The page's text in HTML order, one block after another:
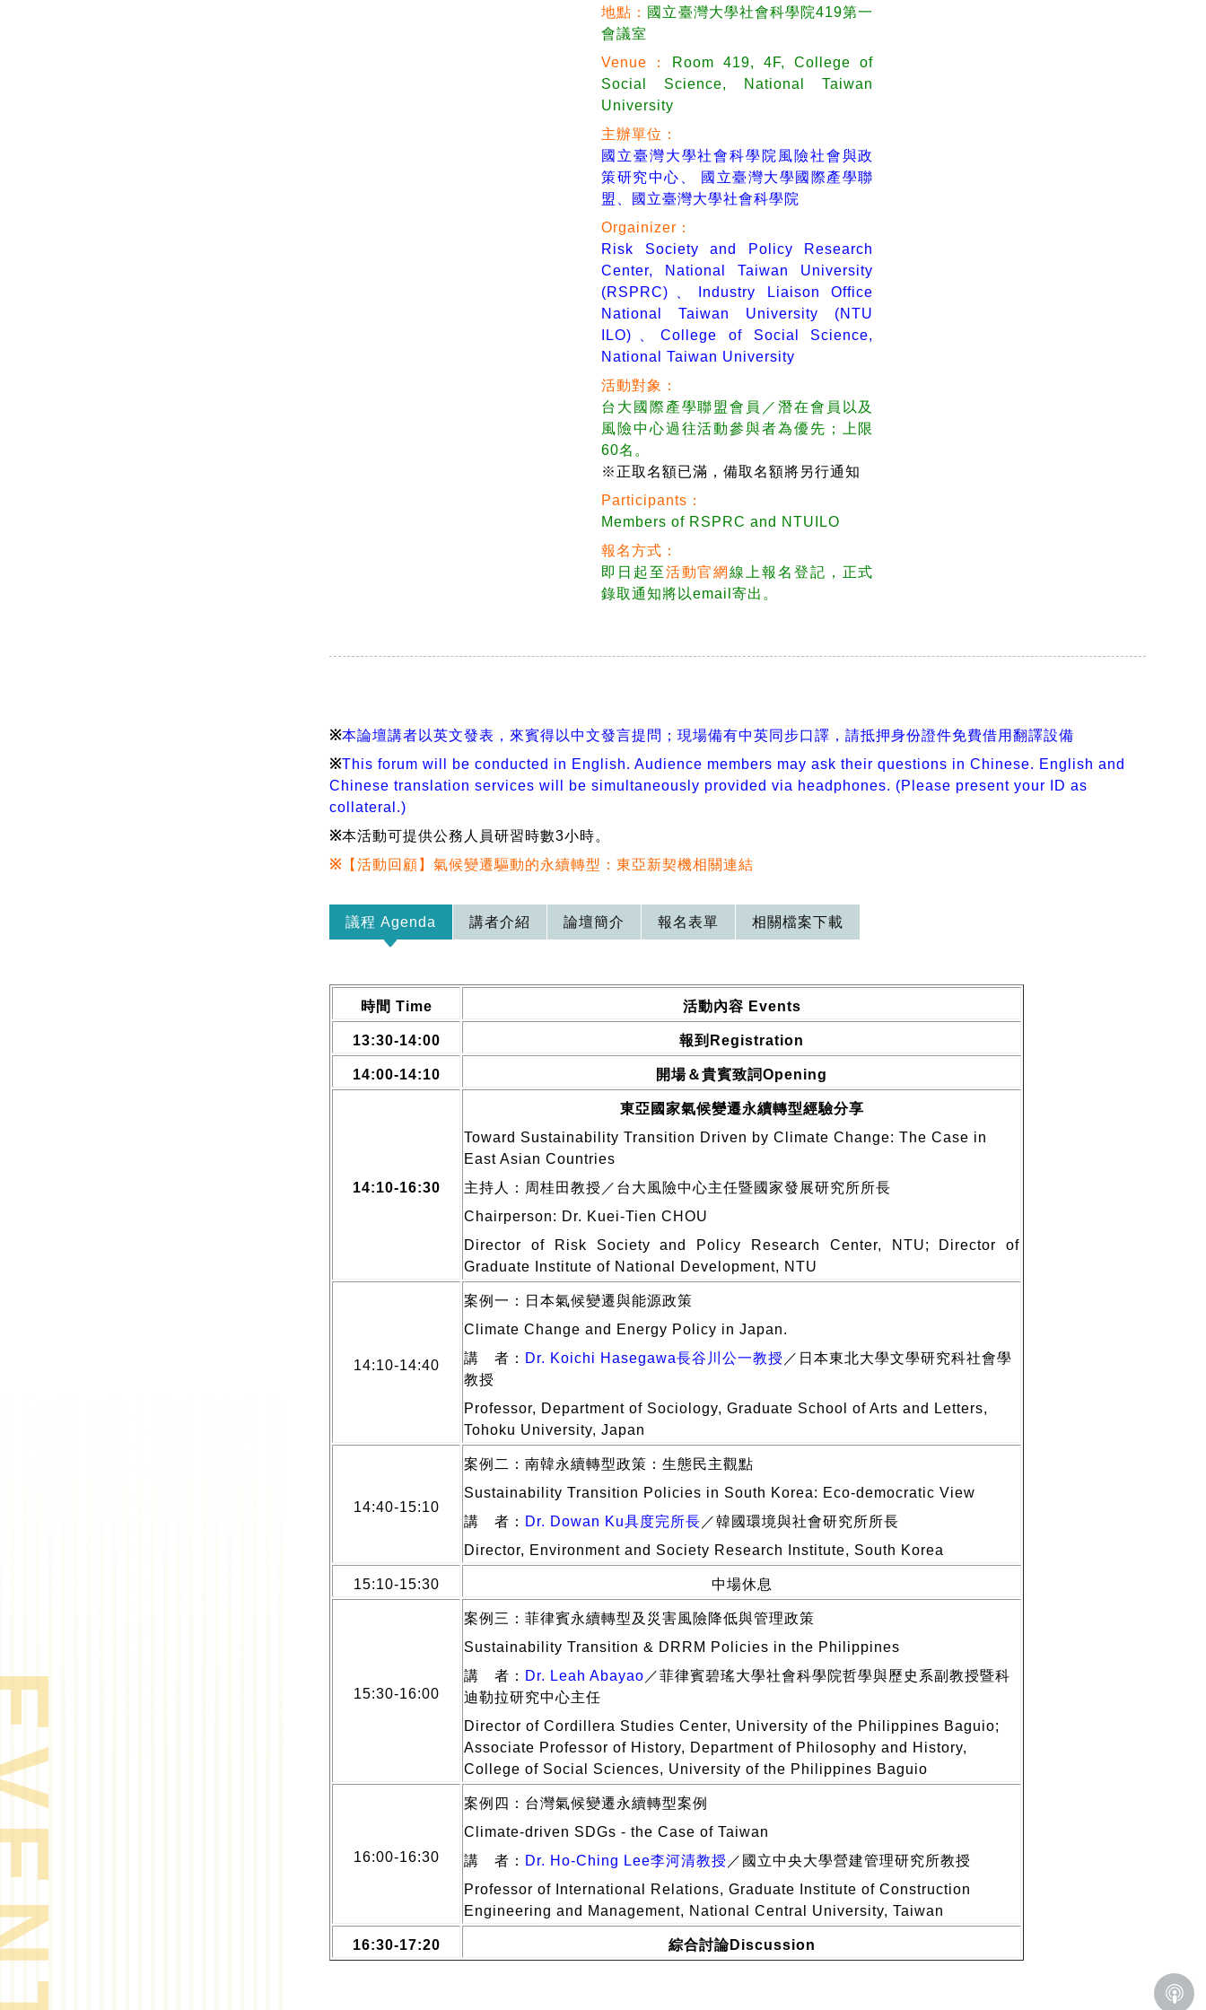
地點： 國立臺灣大學社會科學院419第一
會議室
Venue：
Room 419, 4F, College of
Social Science, National Taiwan
University
主辦單位：
國立臺灣大學社會科學院風險社會與政
策研究中心、
國立臺灣大學國際產學聯
盟
、國立臺灣大學社會科學院
Orgainizer：
Risk Society and Policy Research
Center, National Taiwan University
(RSPRC)
Industry Liaison Office
National Taiwan University (NTU
ILO) 、College of Social Science,
National Taiwan University
活動對象：
台大國際產學聯盟會員／潛在會員以及
風險中心過往活動參與者為優先；上限
60名。
※正取名額已滿，備取名額將另行通知
Participants：
Members of RSPRC and NTUILO
報名方式：
即日起至活動官網線上報名登記，正式
錄取通知將以email寄出。
※本論壇講者以英文發表，來賓得以中文發言提問；現場備有中英同步口譯，請抵押身份證件免費借用翻譯設備
※This forum will be conducted in English. Audience members may ask their questions in Chinese. English and
Chinese translation services will be simultaneously provided via headphones. (Please present your ID as
collateral.)
※本活動可提供公務人員研習時數3小時。
※ 【活動回顧】氣候變遷驅動的永續轉型：東亞新契機相關連結
議程 Agenda 講者介紹 論壇簡介 報名表單 相關檔案下載
時間 Time 活動內容 Events
13:30-14:00 報到 Registration
14:00-14:10 開場＆貴賓致詞Opening
14:10-16:30
東亞國家氣候變遷永續轉型經驗分享
Toward Sustainability Transition Driven by Climate Change: The Case in
East Asian Countries
主持人：周桂田教授／台大風險中心主任暨國家發展研究所所長
Chairperson: Dr. Kuei-Tien CHOU
Director of Risk Society and Policy Research Center, NTU; Director of
Graduate Institute of National Development, NTU
14:10-14:40
案例一：日本氣候變遷與能源政策
Climate Change and Energy Policy in Japan.
講 者： Dr. Koichi Hasegawa長谷川公一教授 ／日本東北大學文學研究科社會學
教授
Professor, Department of Sociology, Graduate School of Arts and Letters,
Tohoku University, Japan
14:40-15:10
案例二：南韓永續轉型政策：生態民主觀點
Sustainability Transition Policies in South Korea: Eco-democratic View
講 者： Dr. Dowan Ku具度完所長 ／韓國環境與社會研究所所長
Director, Environment and Society Research Institute, South Korea
15:10-15:30 中場休息
15:30-16:00
案例三：菲律賓永續轉型及災害風險降低與管理政策
Sustainability Transition & DRRM Policies in the Philippines
講 者： Dr. Leah Abayao ／菲律賓碧瑤大學社會科學院哲學與歷史系副教授暨科
迪勒拉研究中心主任
Director of Cordillera Studies Center, University of the Philippines Baguio;
Associate Professor of History, Department of Philosophy and History,
College of Social Sciences, University of the Philippines Baguio
16:00-16:30
案例四：台灣氣候變遷永續轉型案例
Climate-driven SDGs - the Case of Taiwan
講 者： Dr. Ho-Ching Lee李河清教授 ／國立中央大學營建管理研究所教授
Professor of International Relations, Graduate Institute of Construction
Engineering and Management, National Central University, Taiwan
16:30-17:20 綜合討論Discussion